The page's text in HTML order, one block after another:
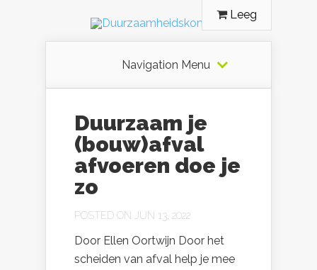
Leeg
Navigation Menu
Duurzaam je
(bouw)afval
afvoeren doe je
zo
POSTED ON JUN 13, 2022
Door Ellen Oortwijn Door het
scheiden van afval help je mee